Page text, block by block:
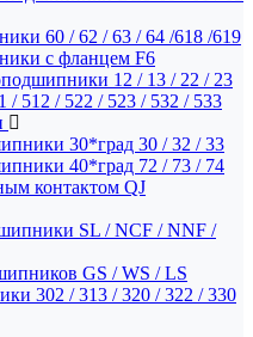
60 / 62 / 63 / 64 /618 /619
с фланцем F6
12 / 13 / 22 / 23
512 / 522 / 523 / 532 / 533
30*град 30 / 32 / 33
40*град 72 / 73 / 74
контактом QJ
SL / NCF / NNF /
GS / WS / LS
302 / 313 / 320 / 322 / 330